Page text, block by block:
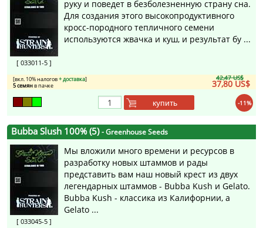
[ 033011-5 ]
руку и поведет в безболезненную страну сна.
Для создания этого высокопродуктивного
кросс-породного тепличного семени
используются жвачка и куш, и результат бу ...
42,47 US$
37,80 US$
[вкл. 10% налогов+ доставка]
5 семянв пачке
-11%
купить
Bubba Slush 100% (5)- Greenhouse Seeds
[ 033045-5 ]
Мы вложили много времени и ресурсов в
разработку новых штаммов и рады
представить вам наш новый крест из двух
легендарных штаммов - Bubba Kush и Gelato.
Bubba Kush - классика из Калифорнии, а
Gelato ...